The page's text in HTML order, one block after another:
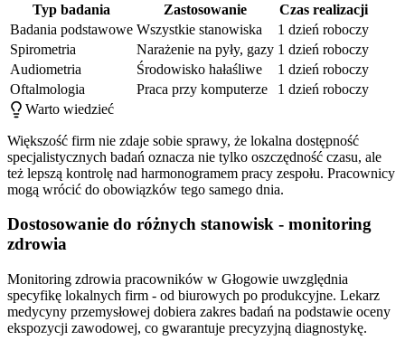
Typ badania Zastosowanie
Czas realizacji
Badania podstawowe Wszystkie stanowiska
1 dzień roboczy
Spirometria
Narażenie na pyły, gazy 1 dzień roboczy
Audiometria
Środowisko hałaśliwe
1 dzień roboczy
Oftalmologia
Praca przy komputerze
1 dzień roboczy
Warto wiedzieć
Większość firm nie zdaje sobie sprawy, że lokalna dostępność
specjalistycznych badań oznacza nie tylko oszczędność czasu, ale
też lepszą kontrolę nad harmonogramem pracy zespołu. Pracownicy
mogą wrócić do obowiązków tego samego dnia.
Dostosowanie do różnych stanowisk - monitoring
zdrowia
Monitoring zdrowia pracowników w Głogowie uwzględnia
specyfikę lokalnych firm - od biurowych po produkcyjne. Lekarz
medycyny przemysłowej dobiera zakres badań na podstawie oceny
ekspozycji zawodowej, co gwarantuje precyzyjną diagnostykę.